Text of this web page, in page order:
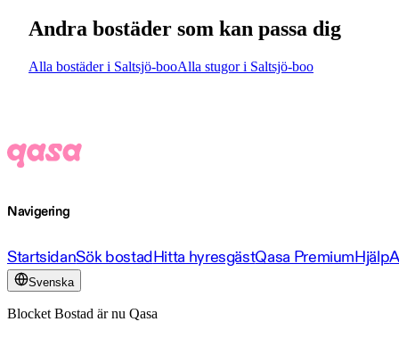
Andra bostäder som kan passa dig
Alla bostäder i Saltsjö-booAlla stugor i Saltsjö-boo
Navigering
StartsidanSök bostadHitta hyresgästQasa PremiumHjälp
Svenska
Blocket Bostad är nu Qasa